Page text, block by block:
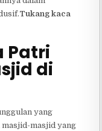
Tukang kaca
Patri
di
yang
masjid yang